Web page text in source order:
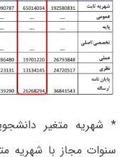
* شهریه متغیر
سنوات مجاز با شهریه